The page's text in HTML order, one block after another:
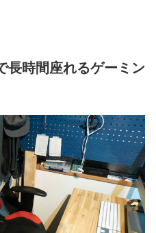
長時間座れるゲーミン